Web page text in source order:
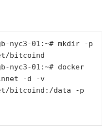
nyc3-01:~# mkdir -p
bitcoind
nyc3-01:~# docker
-d -v
bitcoind:/data -p